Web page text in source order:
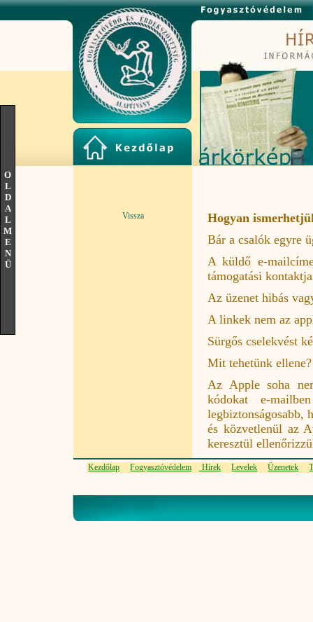
O
L
D
A
L
M
E
N
Ü
Vissza
Hogyan
Bár a csalók egyre
A küldő e-
támogatási
Az üzenet hibás
A linkek nem az
Sürgős cselekvést
Mit tehetünk ellene?
Az Apple soha
kódokat e-
legbiztonságosabb,
és közvetlenül az
keresztül
Kezdőlap Fogyasztóvédelem Hírek Levelek Üzenetek